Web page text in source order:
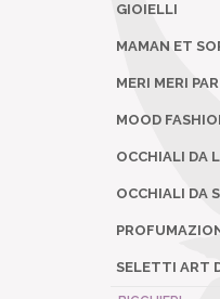
GIOIELLI
MAMAN ET
MERI MERI
MOOD
OCCHIALI DA
OCCHIALI DA
SELETTI ART